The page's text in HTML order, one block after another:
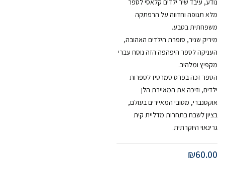
מלא תנופה וחדווה על הרפתקה
משפחתית בטבע.
מיריק שניר, סופרת הילדים האהובה,
העניקה לספר היפהפה הזה נוסח עברי
מקפיץ ומלהיב.
הספר זכה בפרס סמרטיז לספרות
ילדים, וזיכה את המאיירת הלן
אוקסנברי, מטובי המאיירים בעולם,
בציון לשבח בתחרות מדליית קית
גרינאוי היוקרתית.
₪60.00